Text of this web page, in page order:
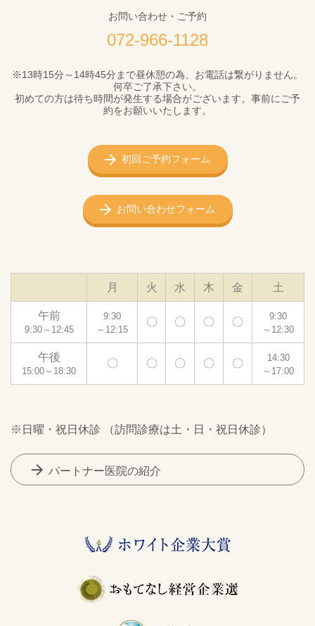
お問い合わせ・ご予約
072-966-1128
※13時15分～14時45分まで昼休憩の為、お電話は繋がりません。
何卒ご了承下さい。
初めての方は待ち時間が発生する場合がございます。事前にご予
約をお願いいたします。
初回ご予約フォーム
お問い合わせフォーム
月 火 水 木 金 土
午前
9:30～12:45
9:30
～12:15
〇 〇 〇 〇
9:30
～12:30
午後
15:00～18:30
〇 〇 〇 〇 〇
14:30
～17:00
※日曜・祝日休診 （訪問診療は土・日・祝日休診）
arrow_forward パートナー医院の紹介